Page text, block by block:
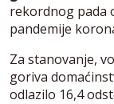
rekordnog pada
pandemije
Za stanovanje,
goriva
odlazilo 16,4